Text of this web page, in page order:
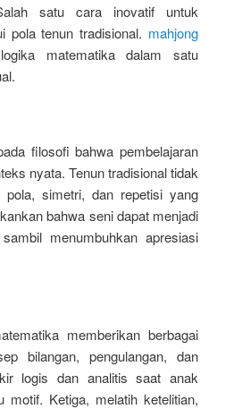
satu cara inovatif untuk
pola tenun tradisional. mahjong
matematika dalam satu
filosofi bahwa pembelajaran
nyata. Tenun tradisional tidak
simetri, dan repetisi yang
bahwa seni dapat menjadi
menumbuhkan apresiasi
memberikan berbagai
bilangan, pengulangan, dan
logis dan analitis saat anak
motif. Ketiga, melatih ketelitian,